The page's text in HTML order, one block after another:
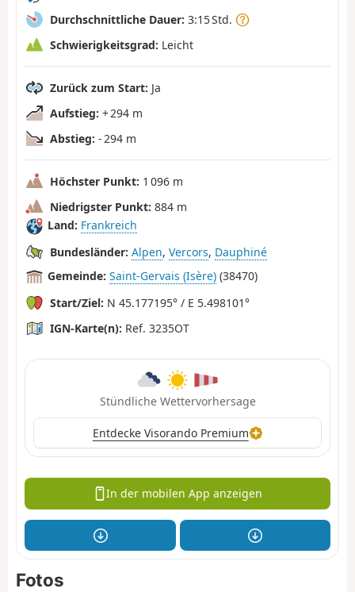
Durchschnittliche Dauer: 3:15 Std.
Schwierigkeitsgrad: Leicht
Zurück zum Start: Ja
Aufstieg: + 294 m
Abstieg: - 294 m
Höchster Punkt: 1 096 m
Niedrigster Punkt: 884 m
Land: Frankreich
Bundesländer: Alpen, Vercors, Dauphiné
Gemeinde: Saint-Gervais (Isère) (38470)
Start/Ziel: N 45.177195° / E 5.498101°
IGN-Karte(n): Ref. 3235OT
Stündliche Wettervorhersage
Entdecke Visorando Premium
In der mobilen App anzeigen
Fotos